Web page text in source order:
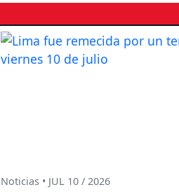
Noticias • JUL 10 / 2026